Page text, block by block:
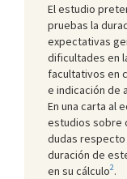
El estudio
pruebas la
expectativas
dificultades en
facultativos en
e indicación de
En una carta al
estudios sobre
dudas respecto
duración de
en su cálculo2.